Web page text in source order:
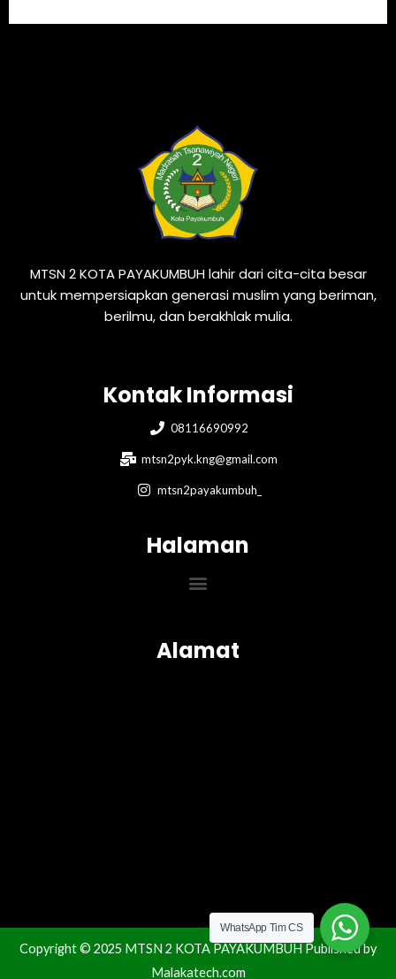
MTSN 2 KOTA PAYAKUMBUH lahir dari cita-cita besar
untuk mempersiapkan generasi muslim yang beriman,
berilmu, dan berakhlak mulia.
Kontak Informasi
08116690992
mtsn2pyk.kng@gmail.com
mtsn2payakumbuh_
Halaman
Menu
Alamat
Copyright © 2025 MTSN 2 KOTA PAYAKUMBUH Published by
Malakatech.com
WhatsApp Tim CS